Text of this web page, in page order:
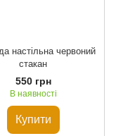
настільна червоний
стакан
550 грн
В наявності
Купити